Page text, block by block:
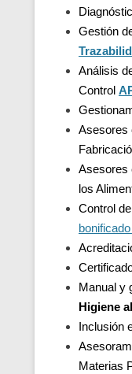
Gestión
Análisis
Control
Asesores
Asesores
los
Control de
Manual y
Higiene
Inclusión
Materias